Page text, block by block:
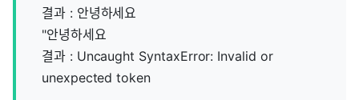
결과 : 안녕하세요
"안녕하세요
결과 : Uncaught SyntaxError: Invalid or
unexpected token